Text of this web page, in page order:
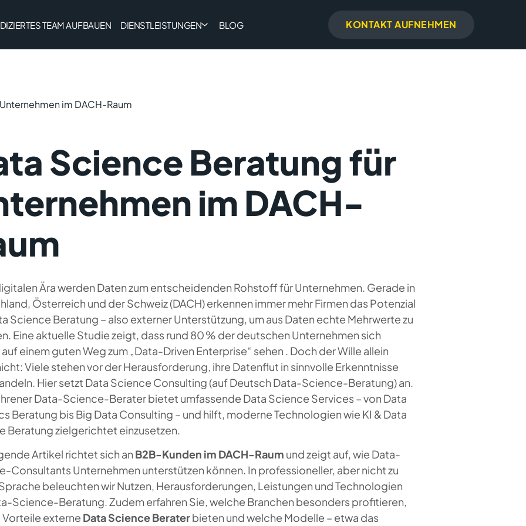
TEAM AUFBAUEN DIENSTLEISTUNGEN BLOG KONTAKT AUFNEHMEN
im DACH-Raum
Science Beratung für
im DACH-
Ära werden Daten zum entscheidenden Rohstoff für Unternehmen. Gerade in
Österreich und der Schweiz (DACH) erkennen immer mehr Firmen das Potenzial
Science Beratung – also externer Unterstützung, um aus Daten echte Mehrwerte zu
Eine aktuelle Studie zeigt, dass rund 80 % der deutschen Unternehmen sich
einem guten Weg zum „Data-Driven Enterprise“ sehen . Doch der Wille allein
Viele stehen vor der Herausforderung, ihre Datenflut in sinnvolle Erkenntnisse
Hier setzt Data Science Consulting (auf Deutsch Data-Science-Beratung) an.
Data-Science-Berater bietet umfassende Data Science Services – von Data
Beratung bis Big Data Consulting – und hilft, moderne Technologien wie KI & Data
Beratung zielgerichtet einzusetzen.
Artikel richtet sich an B2B-Kunden im DACH-Raum und zeigt auf, wie Data-
Consultants Unternehmen unterstützen können. In professioneller, aber nicht zu
beleuchten wir Nutzen, Herausforderungen, Leistungen und Technologien
Science-Beratung. Zudem erfahren Sie, welche Branchen besonders profitieren,
externe Data Science Beraterbieten und welche Modelle – etwa das